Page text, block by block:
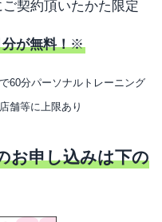
契約頂いたかた限定
が無料！※
60分パーソナルトレーニング
舗等に上限あり
お申し込みは下の